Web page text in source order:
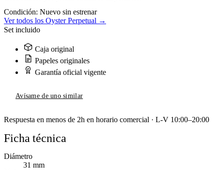
Condición: Nuevo sin estrenar
Ver todos los Oyster Perpetual →
Set incluido
Caja original
Papeles originales
Garantía oficial vigente
Avísame de uno similar
Respuesta en menos de 2h en horario comercial · L-V 10:00–20:00
Ficha técnica
Diámetro
31 mm